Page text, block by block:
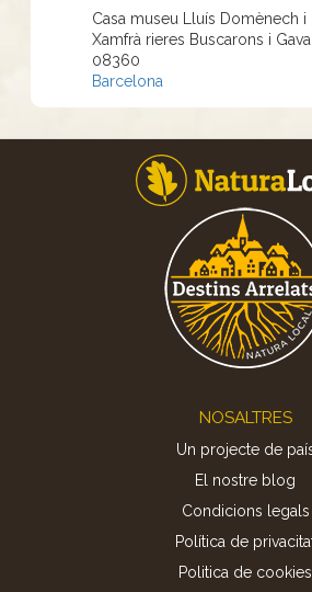
Casa museu Lluís Domènech i
Xamfrà rieres Buscarons i
08360
Barcelona
NOSALTRES
Un projecte de
El nostre blog
Condicions legals
Política de
Politica de cookies